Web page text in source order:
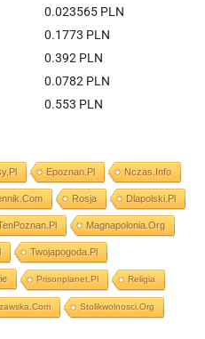
0.023565 PLN
0.1773 PLN
0.392 PLN
0.0782 PLN
0.553 PLN
Epoznan.pl Nczas.info
Rosja Dlapolski.pl
Magnapolonia.org
Twojapogoda.pl
Prisonplanet.pl Religia
Stolikwolnosci.org